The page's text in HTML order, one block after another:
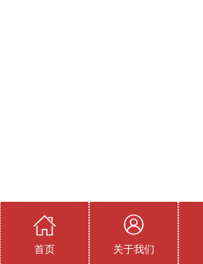

首页

关于我们